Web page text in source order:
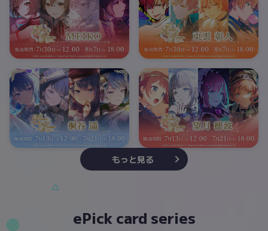
もっと見る
ePick card series